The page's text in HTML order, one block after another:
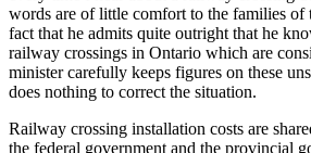
words are of little comfort to the families of
fact that he admits quite outright that he
railway crossings in Ontario which are
minister carefully keeps figures on these
does nothing to correct the situation.
Railway crossing installation costs are
the federal government and the provincial